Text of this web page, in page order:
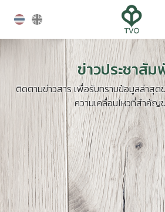
ข่าวประชาสั
ติดตามข่าวสาร เพื่อรับทราบข้อมูลล่าสุ
ความเคลื่อนไหวที่สำคัญ